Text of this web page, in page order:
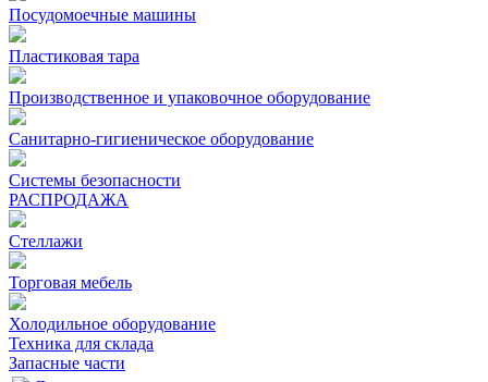
Посудомоечные машины
Пластиковая тара
Производственное и упаковочное оборудование
Санитарно-гигиеническое оборудование
Системы безопасности
РАСПРОДАЖА
Стеллажи
Торговая мебель
Холодильное оборудование
Техника для склада
Запасные части